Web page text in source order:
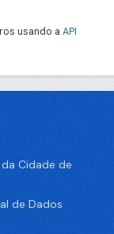
usando a API
Cidade de
de Dados